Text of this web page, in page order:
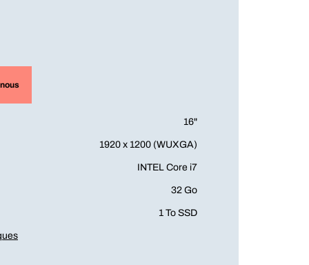
16"
1920 x 1200 (WUXGA)
INTEL Core i7
32 Go
1 To SSD